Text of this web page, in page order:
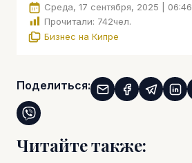
Среда, 17 сентября, 2025 | 06:46
Прочитали: 742чел.
Бизнес на Кипре
Поделиться:
Читайте также: